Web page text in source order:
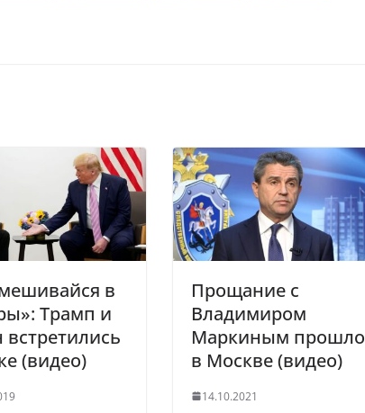
в
Трамп и
встретились
(видео)
Прощание с
Владимиром
Маркиным прошло
в Москве (видео)
14.10.2021